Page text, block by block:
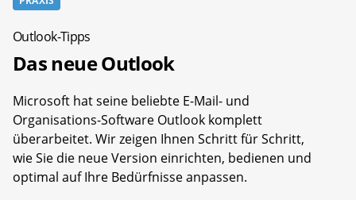
Outlook-Tipps
Das neue Outlook
Microsoft hat seine beliebte E-Mail- und
Organisations-Software Outlook komplett
überarbeitet. Wir zeigen Ihnen Schritt für Schritt,
wie Sie die neue Version einrichten, bedienen und
optimal auf Ihre Bedürfnisse anpassen.